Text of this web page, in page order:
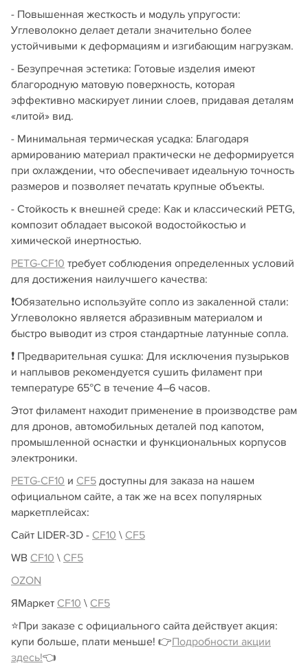
- Повышенная жесткость и модуль упругости:
Углеволокно делает детали значительно более
устойчивыми к деформациям и изгибающим нагрузкам.
- Безупречная эстетика: Готовые изделия имеют
благородную матовую поверхность, которая
эффективно маскирует линии слоев, придавая деталям
«литой» вид.
- Минимальная термическая усадка: Благодаря
армированию материал практически не деформируется
при охлаждении, что обеспечивает идеальную точность
размеров и позволяет печатать крупные объекты.
- Стойкость к внешней среде: Как и классический PETG,
композит обладает высокой водостойкостью и
химической инертностью.
PETG-CF10 требует соблюдения определенных условий
для достижения наилучшего качества:
❗️Обязательно используйте сопло из закаленной стали:
Углеволокно является абразивным материалом и
быстро выводит из строя стандартные латунные сопла.
❗️ Предварительная сушка: Для исключения пузырьков
и наплывов рекомендуется сушить филамент при
температуре 65°C в течение 4–6 часов.
Этот филамент находит применение в производстве рам
для дронов, автомобильных деталей под капотом,
промышленной оснастки и функциональных корпусов
электроники.
PETG-CF10 и CF5 доступны для заказа на нашем
официальном сайте, а так же на всех популярных
маркетплейсах:
Сайт LIDER-3D - CF10 \ CF5
WB CF10 \ CF5
OZON
ЯМаркет CF10 \ CF5
⭐️При заказе с официального сайта действует акция:
купи больше, плати меньше! 👉Подробности акции
здесь!👈